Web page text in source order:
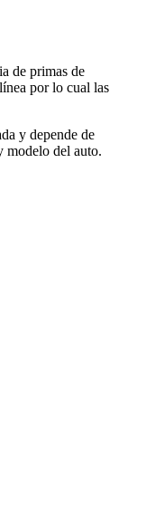
de primas de
por lo cual las
y depende de
modelo del auto.